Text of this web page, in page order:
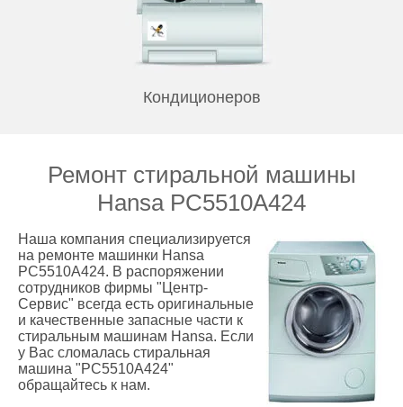
Кондиционеров
Ремонт стиральной машины
Hansa PC5510A424
Наша компания специализируется
на ремонте машинки Hansa
PC5510A424. В распоряжении
сотрудников фирмы "Центр-
Сервис" всегда есть оригинальные
и качественные запасные части к
стиральным машинам Hansa. Если
у Вас сломалась стиральная
машина "PC5510A424"
обращайтесь к нам.